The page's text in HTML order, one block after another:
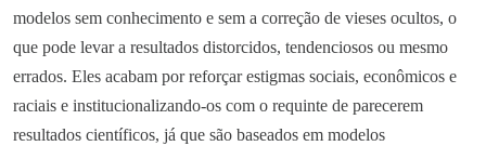
modelos sem conhecimento e sem a correção de vieses ocultos, o
que pode levar a resultados distorcidos, tendenciosos ou mesmo
errados. Eles acabam por reforçar estigmas sociais, econômicos e
raciais e institucionalizando-os com o requinte de parecerem
resultados científicos, já que são baseados em modelos